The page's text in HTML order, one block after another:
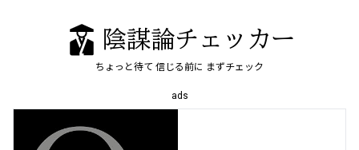
陰謀論チェッカー
ちょっと待て 信じる前に まずチェック
ads